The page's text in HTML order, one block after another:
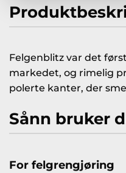
Felgenblitz var det
markedet, og rimelig
polerte kanter, der
Sånn bruker
For felgrengjøring